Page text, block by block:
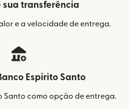
sua transferência
e a velocidade de entrega.
Espirito Santo
Santo como opção de entrega.